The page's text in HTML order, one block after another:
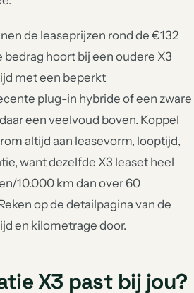
de leaseprijzen rond de €132
bedrag hoort bij een oudere X3
met een beperkt
plug-in hybride of een zware
een veelvoud boven. Koppel
altijd aan leasevorm, looptijd,
want dezelfde X3 leaset heel
10.000 km dan over 60
op de detailpagina van de
en kilometrage door.
X3 past bij jou?